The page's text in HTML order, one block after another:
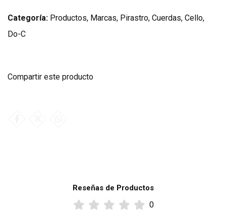
Categoría: Productos, Marcas, Pirastro, Cuerdas, Cello,
Do-C
Compartir este producto
Reseñas de Productos
0